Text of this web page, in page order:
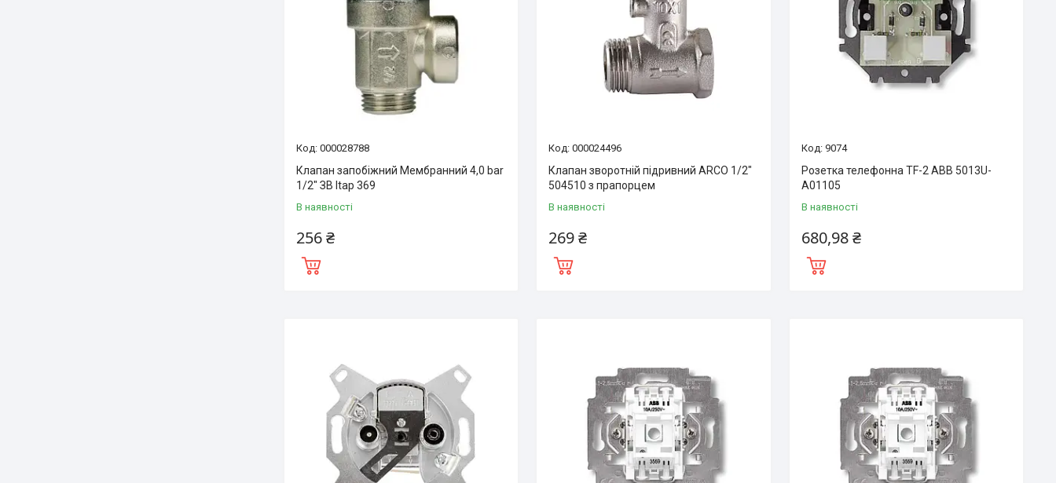
000028788
Клапан запобіжний Мембранний 4,0 bar
1/2″ ЗВ Itap 369
В наявності
256 ₴
000024496
Клапан зворотній підривний ARCO 1/2″
504510 з прапорцем
В наявності
269 ₴
9074
Розетка телефонна TF-2 ABB 5013U-
A01105
В наявності
680,98 ₴